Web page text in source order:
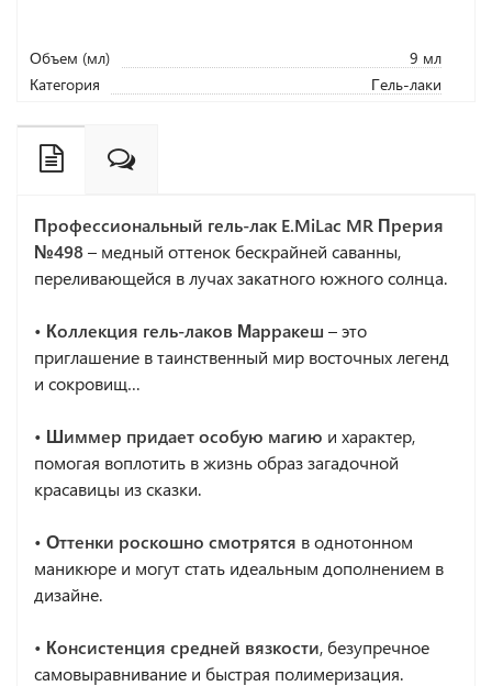
Объем (мл)
9 мл
Категория
Гель-лаки
Профессиональный гель-лак E.MiLac MR Прерия
№498– медный оттенок бескрайней саванны,
переливающейся в лучах закатного южного солнца.
• Коллекция гель-лаков Марракеш – это
приглашение в таинственный мир восточных легенд
и сокровищ…
• Шиммер придает особую магию и характер,
помогая воплотить в жизнь образ загадочной
красавицы из сказки.
• Оттенки роскошно смотрятся в однотонном
маникюре и могут стать идеальным дополнением в
дизайне.
• Консистенция средней вязкости, безупречное
самовыравнивание и быстрая полимеризация.